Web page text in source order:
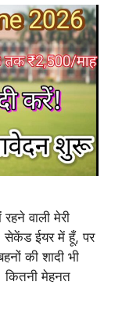
वाली मेरी
सेकेंड ईयर में हूँ, पर
की शादी भी
कितनी मेहनत